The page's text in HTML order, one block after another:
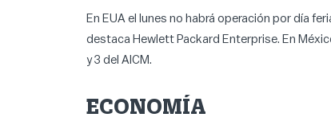
En EUA el lunes no habrá operación por día
destaca Hewlett Packard Enterprise. En
y 3 del AICM.
ECONOMÍA